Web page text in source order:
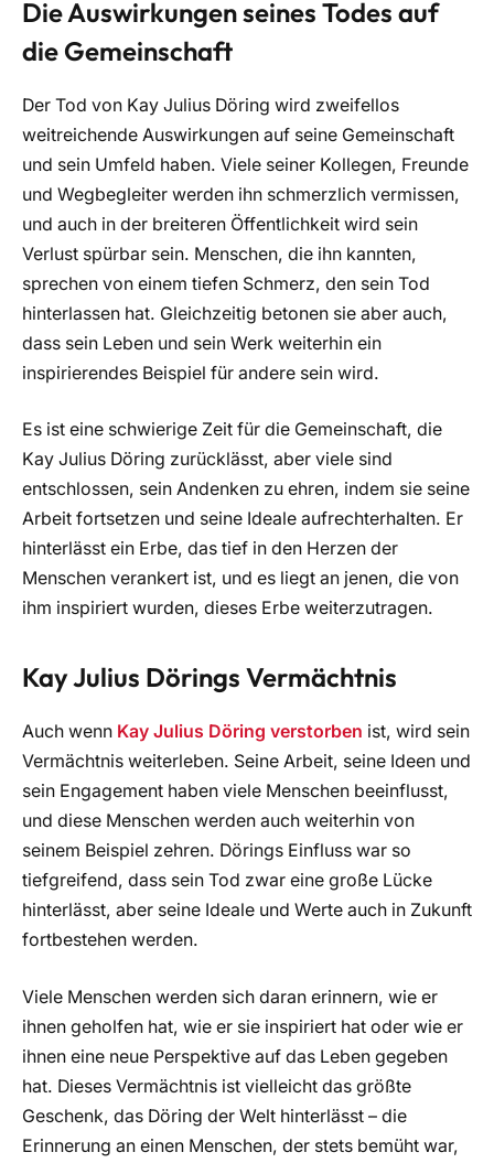
Die Auswirkungen seines Todes auf
die Gemeinschaft
Der Tod von Kay Julius Döring wird zweifellos
weitreichende Auswirkungen auf seine Gemeinschaft
und sein Umfeld haben. Viele seiner Kollegen, Freunde
und Wegbegleiter werden ihn schmerzlich vermissen,
und auch in der breiteren Öffentlichkeit wird sein
Verlust spürbar sein. Menschen, die ihn kannten,
sprechen von einem tiefen Schmerz, den sein Tod
hinterlassen hat. Gleichzeitig betonen sie aber auch,
dass sein Leben und sein Werk weiterhin ein
inspirierendes Beispiel für andere sein wird.
Es ist eine schwierige Zeit für die Gemeinschaft, die
Kay Julius Döring zurücklässt, aber viele sind
entschlossen, sein Andenken zu ehren, indem sie seine
Arbeit fortsetzen und seine Ideale aufrechterhalten. Er
hinterlässt ein Erbe, das tief in den Herzen der
Menschen verankert ist, und es liegt an jenen, die von
ihm inspiriert wurden, dieses Erbe weiterzutragen.
Kay Julius Dörings Vermächtnis
Auch wenn Kay Julius Döring verstorben ist, wird sein
Vermächtnis weiterleben. Seine Arbeit, seine Ideen und
sein Engagement haben viele Menschen beeinflusst,
und diese Menschen werden auch weiterhin von
seinem Beispiel zehren. Dörings Einfluss war so
tiefgreifend, dass sein Tod zwar eine große Lücke
hinterlässt, aber seine Ideale und Werte auch in Zukunft
fortbestehen werden.
Viele Menschen werden sich daran erinnern, wie er
ihnen geholfen hat, wie er sie inspiriert hat oder wie er
ihnen eine neue Perspektive auf das Leben gegeben
hat. Dieses Vermächtnis ist vielleicht das größte
Geschenk, das Döring der Welt hinterlässt – die
Erinnerung an einen Menschen, der stets bemüht war,